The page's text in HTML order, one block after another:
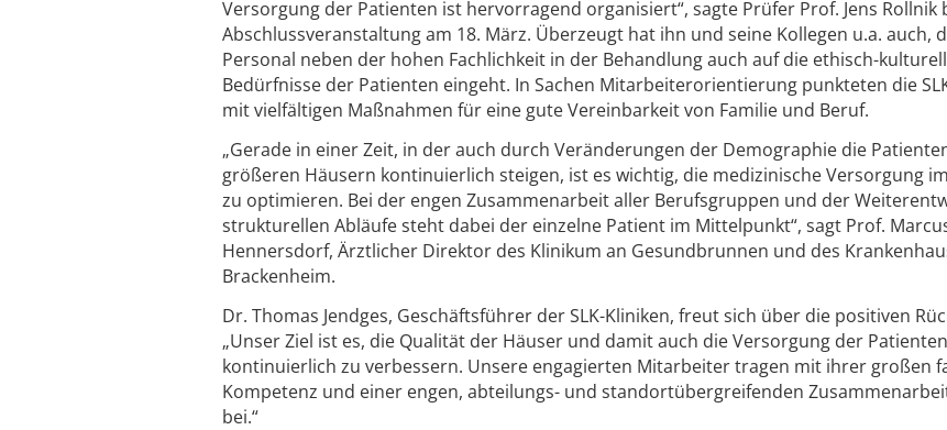
Versorgung der Patienten ist hervorragend organisiert“, sagte Prüfer Prof. Jens Rollnik
Abschlussveranstaltung am 18. März. Überzeugt hat ihn und seine Kollegen u.a. auch,
Personal neben der hohen Fachlichkeit in der Behandlung auch auf die ethisch-
Bedürfnisse der Patienten eingeht. In Sachen Mitarbeiterorientierung punkteten die
mit vielfältigen Maßnahmen für eine gute Vereinbarkeit von Familie und Beruf.
„Gerade in einer Zeit, in der auch durch Veränderungen der Demographie die
größeren Häusern kontinuierlich steigen, ist es wichtig, die medizinische Versorgung
zu optimieren. Bei der engen Zusammenarbeit aller Berufsgruppen und der
strukturellen Abläufe steht dabei der einzelne Patient im Mittelpunkt“, sagt Prof.
Hennersdorf, Ärztlicher Direktor des Klinikum an Gesundbrunnen und des
Brackenheim.
Dr. Thomas Jendges, Geschäftsführer der SLK-Kliniken, freut sich über die positiven
„Unser Ziel ist es, die Qualität der Häuser und damit auch die Versorgung der Patienten
kontinuierlich zu verbessern. Unsere engagierten Mitarbeiter tragen mit ihrer großen
Kompetenz und einer engen, abteilungs- und standortübergreifenden
bei.“